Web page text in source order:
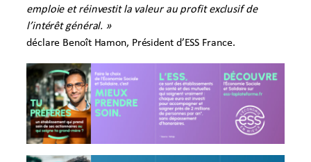
emploie et réinvestit la valeur au profit exclusif de
l’intérêt général. »
déclare Benoît Hamon, Président d’ESS France.